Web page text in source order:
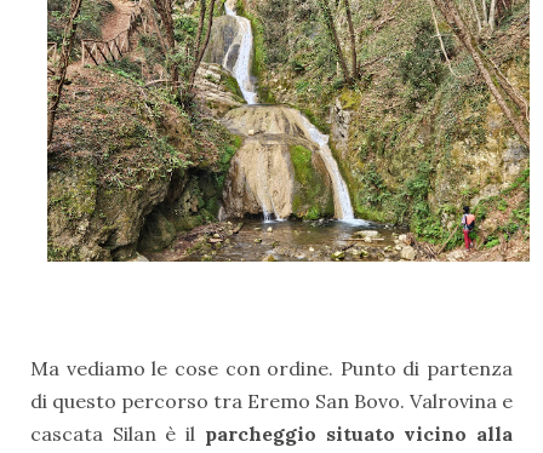
Ma vediamo le cose con ordine. Punto di partenza
di questo percorso tra Eremo San Bovo. Valrovina e
cascata Silan è il parcheggio situato vicino alla